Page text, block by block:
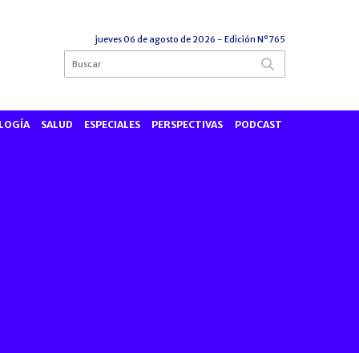
jueves 06 de agosto de 2026 - Edición Nº765
SALUD ESPECIALES PERSPECTIVAS PODCAST